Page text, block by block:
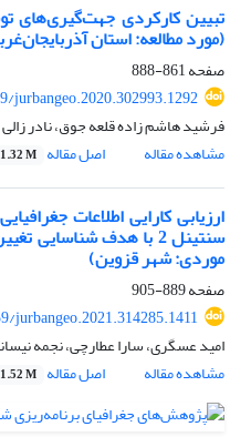
تبیین کارکردی جهت‌گیری‌های
(مورد مطالعه: استان
صفحه861-888
jurbangeo.2020.302993.1292
فرشید هاشم زاده قلعه جوق، نادر زالی
مشاهده مقاله
اصل مقاله 1.32 M
ارزیابی کارایی اطلاعات
سنتینل 2 با هدف
موردی: شهر قزوین)
صفحه889-905
jurbangeo.2021.314285.1411
امید عسگری، سارا عطارچی، نجمه
مشاهده مقاله
اصل مقاله 1.52 M